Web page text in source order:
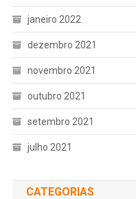
janeiro 2022
dezembro 2021
novembro 2021
outubro 2021
setembro 2021
julho 2021
CATEGORIAS